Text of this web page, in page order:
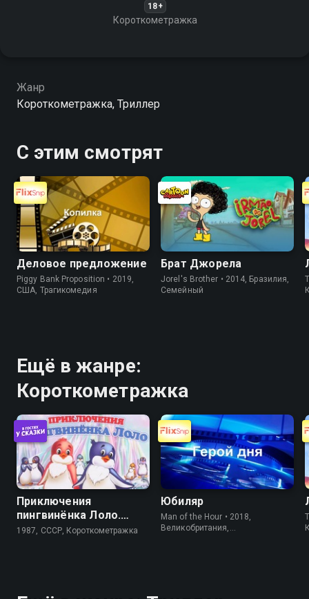
18+
Короткометражка
Жанр
Короткометражка, Триллер
С этим смотрят
Деловое предложение
Piggy Bank Proposition • 2019,
США, Трагикомедия
Брат Джорела
Jorel's Brother • 2014, Бразилия,
Cемейный
Ещё в жанре:
Короткометражка
Приключения
пингвинёнка Лоло.
Фильм третий
1987, СССР, Короткометражка
Юбиляр
Man of the Hour • 2018,
Великобритания,